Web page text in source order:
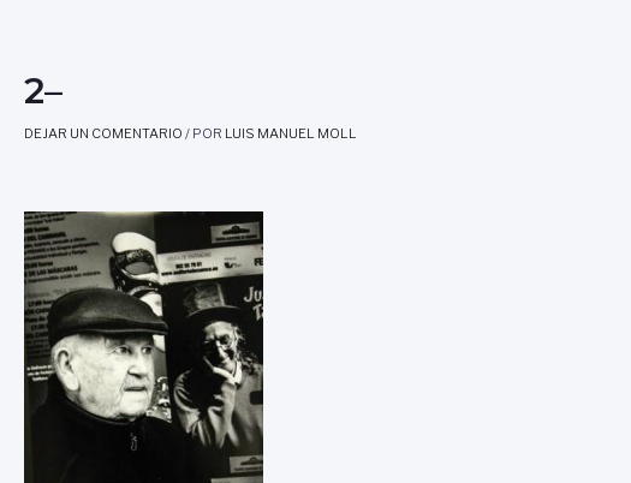
2–
DEJAR UN COMENTARIO / POR LUIS MANUEL MOLL